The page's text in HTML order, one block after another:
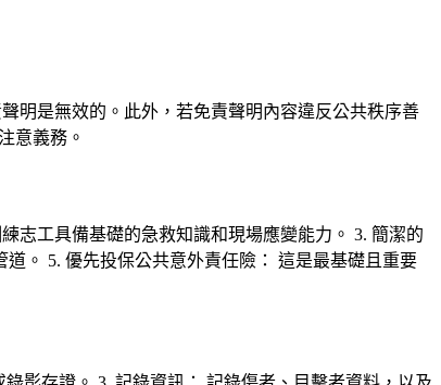
明是無效的。此外，若免責聲明內容違反公共秩序善
意義務。
志工具備基礎的急救知識和現場應變能力。 3. 簡潔的
。 5. 優先投保公共意外責任險： 這是最基礎且重要